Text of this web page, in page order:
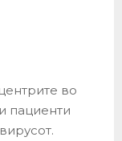
во
пациенти